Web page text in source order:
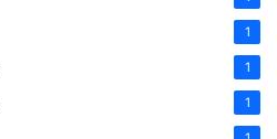
1
1
1